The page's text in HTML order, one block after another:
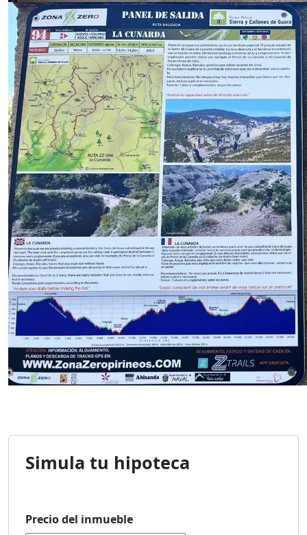
Simula tu hipoteca
Precio del inmueble